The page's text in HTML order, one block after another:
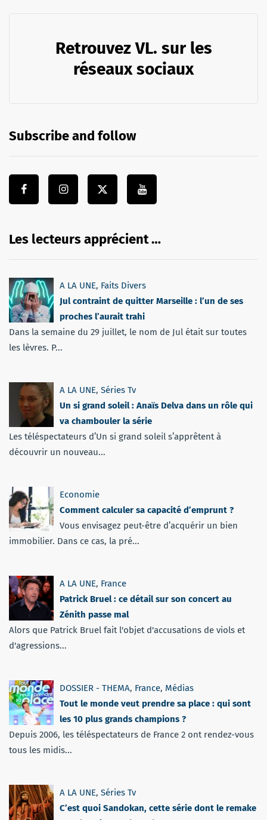
Retrouvez VL. sur les
réseaux sociaux
Subscribe and follow
Les lecteurs apprécient …
A LA UNE, Faits Divers
Jul contraint de quitter Marseille : l’un de ses
proches l’aurait trahi
Dans la semaine du 29 juillet, le nom de Jul était sur toutes
les lèvres. P...
A LA UNE, Séries Tv
Un si grand soleil : Anaïs Delva dans un rôle qui
va chambouler la série
Les téléspectateurs d’Un si grand soleil s’apprêtent à
découvrir un nouveau...
Economie
Comment calculer sa capacité d’emprunt ?
Vous envisagez peut-être d’acquérir un bien
immobilier. Dans ce cas, la pré...
A LA UNE, France
Patrick Bruel : ce détail sur son concert au
Zénith passe mal
Alors que Patrick Bruel fait l'objet d'accusations de viols et
d'agressions...
DOSSIER - THEMA, France, Médias
Tout le monde veut prendre sa place : qui sont
les 10 plus grands champions ?
Depuis 2006, les téléspectateurs de France 2 ont rendez-vous
tous les midis...
A LA UNE, Séries Tv
C’est quoi Sandokan, cette série dont le remake